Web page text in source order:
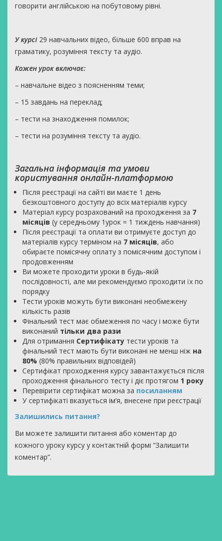
говорити англійською на побутовому рівні.
У курсі 29 навчальних відео, більше 600 вправ на
граматику, розуміння тексту та аудіо.
Кожен урок включає:
– навчальне відео з поясненням теми;
– 15 завдань на переклад;
– тести на знаходження помилок;
– тести на розуміння тексту та аудіо.
Загальна інформація та умови
користування онлайн-платформою
Після реєстрації на сайті ви маєте 1 день
безкоштовного доступу до всіх матеріалів курсу
Матеріал курсу розрахований на проходження за 7
місяців (у середньому 1урок = 1 тиждень навчання)
Після реєстрації та оплати ви отримуєте доступ до
матеріалів курсу терміном на 7 місяців, або
обираєте помісячну оплату з помісячним доступом і
продовженням
Ви можете проходити уроки в будь-якій
послідовності, але ми рекомендуємо проходити їх по
порядку
Тести уроків можуть бути виконані необмежену
кількість разів
Фінальний тест має обмеження по часу і може бути
виконаний тільки два рази
Для отримання Сертифікату тести уроків та
фінальний тест мають бути виконані не менш ніж на
80% (80% правильних відповідей)
Сертифікат проходження курсу завантажується після
проходження фінального тесту і діє протягом 1 року
Перевірити сертифікат можна за посиланням
У сертифікаті вказується ім’я, внесене при реєстрації
Залишились питання?
Ви можете залишити питання або коментар до
кожного уроку курсу у контактній формі “Залишити
коментар”.